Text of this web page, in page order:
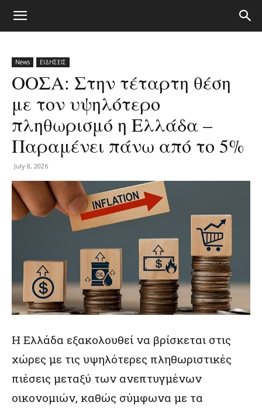
News ΕΙΔΗΣΕΙΣ
ΟΟΣΑ: Στην τέταρτη θέση
με τον υψηλότερο
πληθωρισμό η Ελλάδα –
Παραμένει πάνω από το 5%
July 8, 2026
Η Ελλάδα εξακολουθεί να βρίσκεται στις
χώρες με τις υψηλότερες πληθωριστικές
πιέσεις μεταξύ των ανεπτυγμένων
οικονομιών, καθώς σύμφωνα με τα